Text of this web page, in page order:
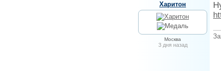
Харитон
Москва
3 дня назад